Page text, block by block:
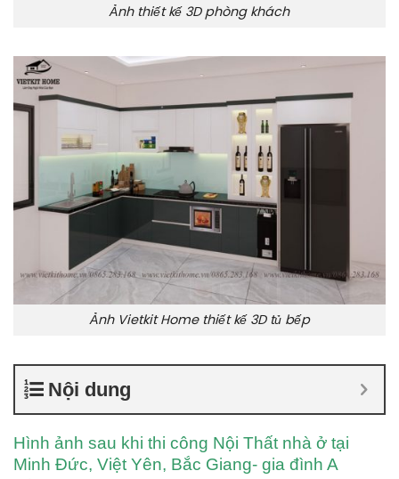
Ảnh thiết kế 3D phòng khách
Ảnh Vietkit Home thiết kế 3D tủ bếp
Nội dung
Hình ảnh sau khi thi công Nội Thất nhà ở tại
Minh Đức, Việt Yên, Bắc Giang- gia đình A